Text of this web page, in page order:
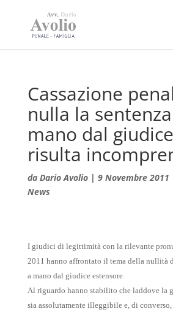
Cassazione
nulla la
mano dal
risulta
da Dario Avolio| 9 Novembre 2011
News
I giudici di legittimità con la rilevante
2011 hanno affrontato il tema della nullità
a mano dal giudice estensore.
Al riguardo hanno stabilito che laddove la
sia assolutamente illeggibile e, di converso,